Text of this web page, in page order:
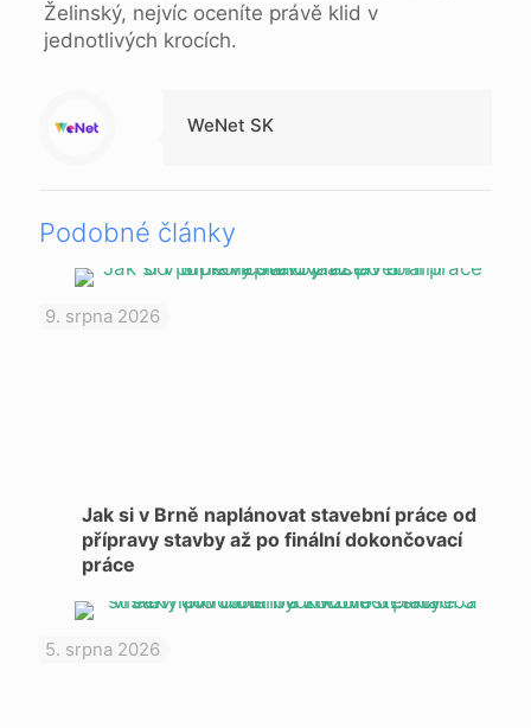
Želinský, nejvíc oceníte právě klid v
jednotlivých krocích.
WeNet SK
Podobné články
9. srpna 2026
Jak si v Brně naplánovat stavební práce od
přípravy stavby až po finální dokončovací
práce
5. srpna 2026